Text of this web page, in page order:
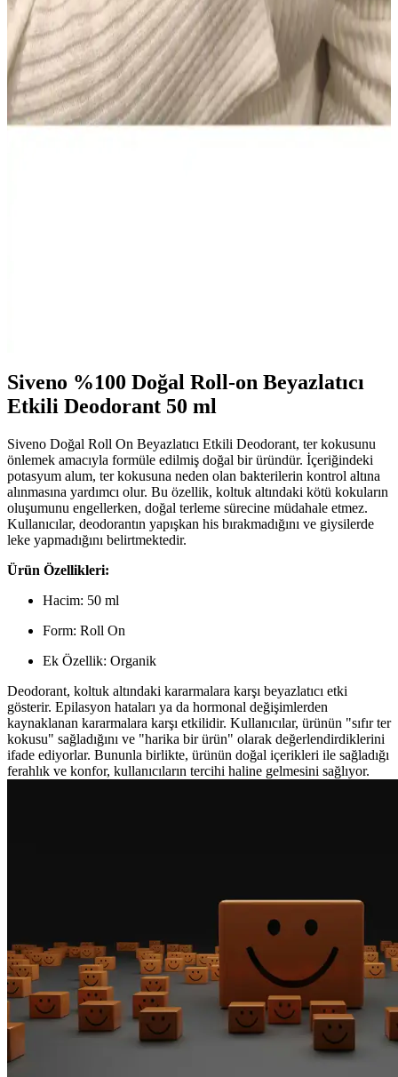
Colgate Sensitive Diş Macunu 75 ml’lik iki tüp içeren Türkiye
kökenli set, hassas dişlere nazik beyazlatma sunar ve güvenli
kullanım sağlar. Evde düzenli kullanım için pratiktir; bazı
kullanıcılar kıvam ve köpürmede farklılık bildirir, genel memnuniyet
yüksek.
NIVEA Men Deep Impact El ve Vücut Kremi: Derin
Nem, Yağsız Ferahlık ve Erkeksi Koku
Siveno %100 Doğal Roll-on Beyazlatıcı
Etkili Deodorant 50 ml
Siveno Doğal Roll On Beyazlatıcı Etkili Deodorant, ter kokusunu
önlemek amacıyla formüle edilmiş doğal bir üründür. İçeriğindeki
potasyum alum, ter kokusuna neden olan bakterilerin kontrol altına
alınmasına yardımcı olur. Bu özellik, koltuk altındaki kötü kokuların
oluşumunu engellerken, doğal terleme sürecine müdahale etmez.
Kullanıcılar, deodorantın yapışkan his bırakmadığını ve giysilerde
leke yapmadığını belirtmektedir.
Ürün Özellikleri:
Hacim: 50 ml
Form: Roll On
Ek Özellik: Organik
Deodorant, koltuk altındaki kararmalara karşı beyazlatıcı etki
gösterir. Epilasyon hataları ya da hormonal değişimlerden
kaynaklanan kararmalara karşı etkilidir. Kullanıcılar, ürünün "sıfır ter
kokusu" sağladığını ve "harika bir ürün" olarak değerlendirdiklerini
ifade ediyorlar. Bununla birlikte, ürünün doğal içerikleri ile sağladığı
ferahlık ve konfor, kullanıcıların tercihi haline gelmesini sağlıyor.